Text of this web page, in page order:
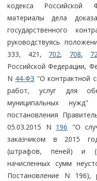
кодекса Российской
материалы дела
государственного
руководствуясь
333, 421, 702, 708,
Российской Федерации,
N 44-ФЗ "О контрактной
работ, услуг для
муниципальных
постановления
05.03.2015 N 196 "О
заказчиком в 2015
(штрафов, пеней) и
начисленных сумм
Постановление N 196),